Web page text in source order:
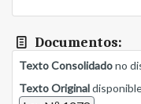
Documentos:
Texto Consolidadono
Texto Original